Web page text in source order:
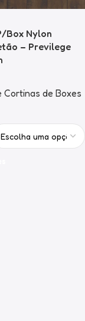
Box Nylon
– Previlege
Cortinas de Boxes